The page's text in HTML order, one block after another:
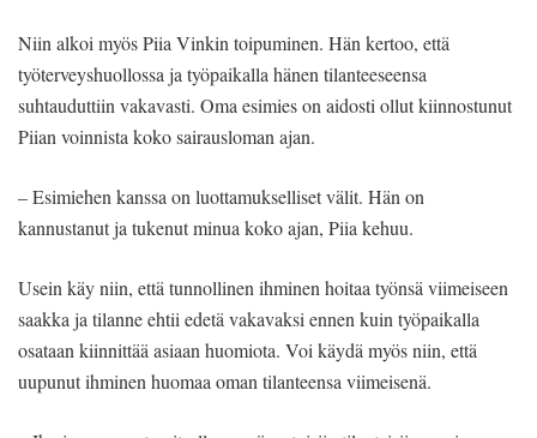
Niin alkoi myös Piia Vinkin toipuminen. Hän kertoo, että
työterveyshuollossa ja työpaikalla hänen tilanteeseensa
suhtauduttiin vakavasti. Oma esimies on aidosti ollut kiinnostunut
Piian voinnista koko sairausloman ajan.
– Esimiehen kanssa on luottamukselliset välit. Hän on
kannustanut ja tukenut minua koko ajan, Piia kehuu.
Usein käy niin, että tunnollinen ihminen hoitaa työnsä viimeiseen
saakka ja tilanne ehtii edetä vakavaksi ennen kuin työpaikalla
osataan kiinnittää asiaan huomiota. Voi käydä myös niin, että
uupunut ihminen huomaa oman tilanteensa viimeisenä.